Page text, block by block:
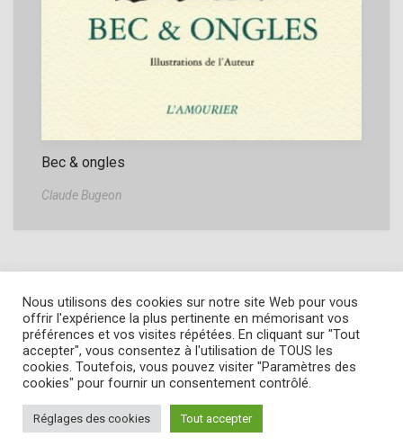
Bec & ongles
Claude Bugeon
Copyright © 2022L' Amourier éditions
Cookie Policy-Privacy Policy-Mentions légales
Conditions générales de vente
Nous utilisons des cookies sur notre site Web pour vous
offrir l'expérience la plus pertinente en mémorisant vos
préférences et vos visites répétées. En cliquant sur "Tout
accepter", vous consentez à l'utilisation de TOUS les
cookies. Toutefois, vous pouvez visiter "Paramètres des
cookies" pour fournir un consentement contrôlé.
Réglages des cookies Tout accepter